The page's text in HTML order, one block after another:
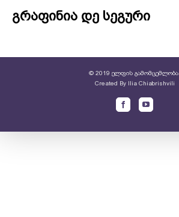
გრაფინია დე სეგური
© 2019 ელფის გამომცემლობა.
Created By Ilia Chiabrishvili
FacebookYoutube